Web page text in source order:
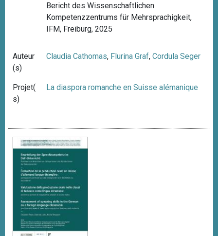
Bericht des Wissenschaftlichen
Kompetenzzentrums für Mehrsprachigkeit,
IFM, Freiburg, 2025
Auteur
(s)
Claudia Cathomas, Flurina Graf,Cordula Seger
Projet(
s)
La diaspora romanche en Suisse alémanique